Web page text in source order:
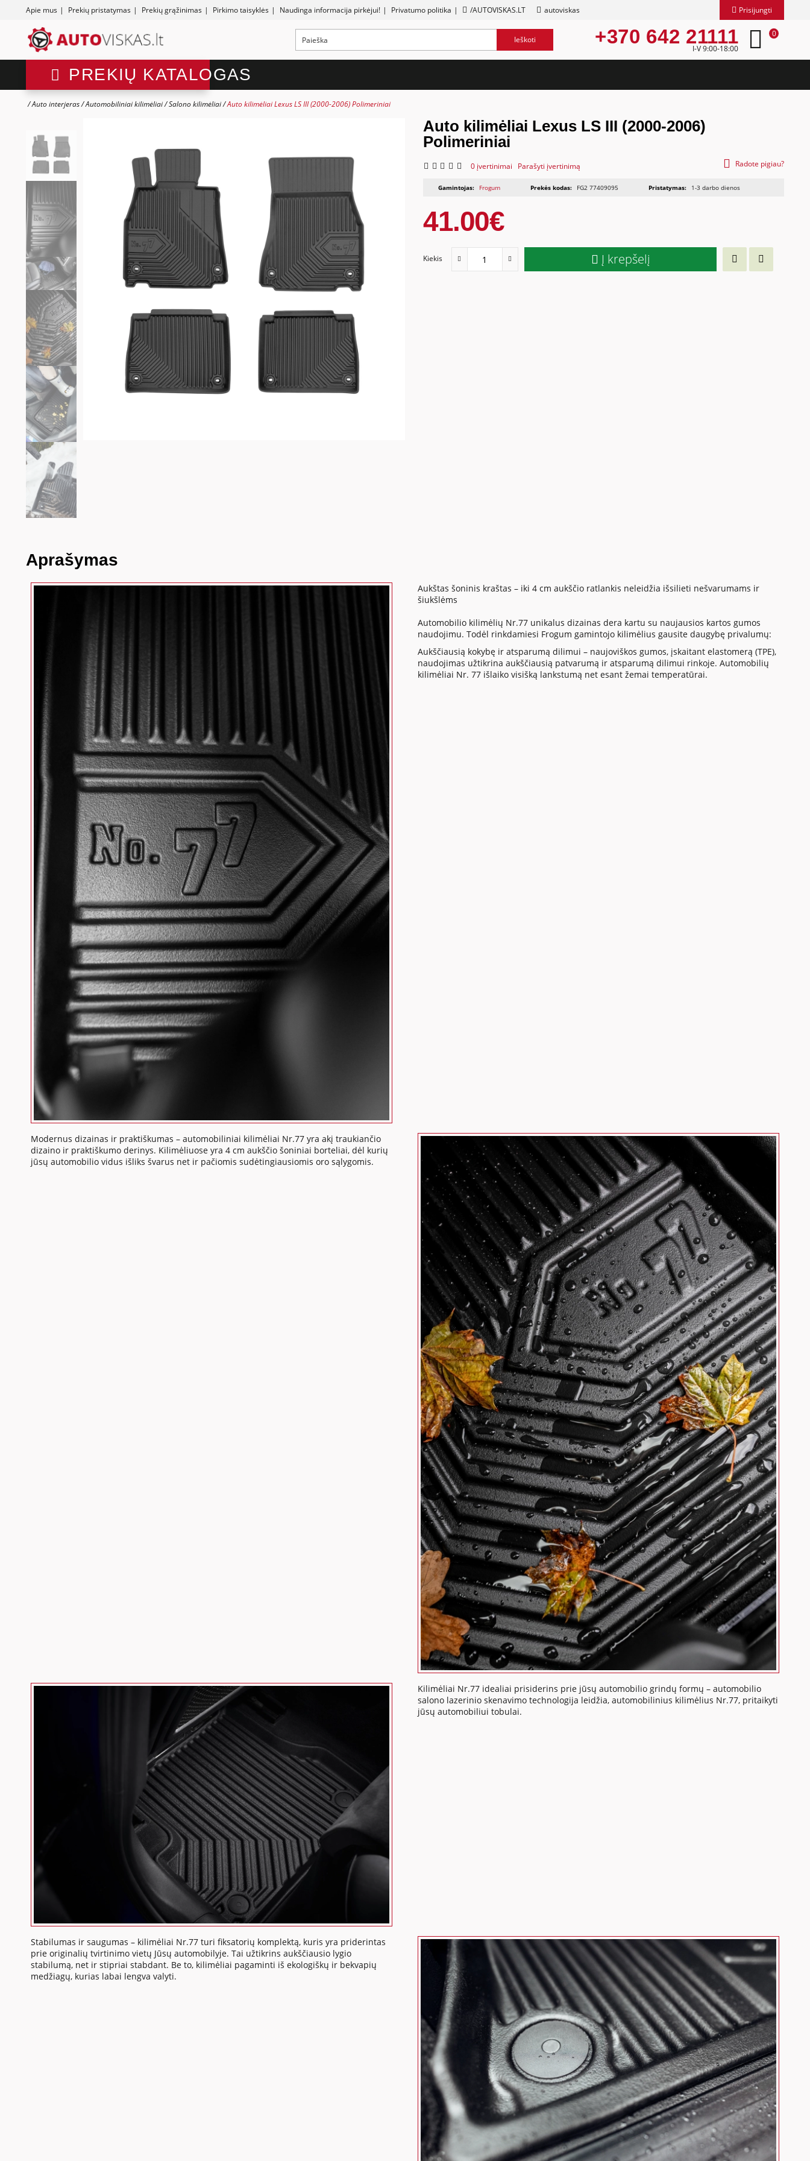
Apie mus | Prekių pristatymas | Prekių grąžinimas | Pirkimo taisyklės | Naudinga informacija pirkėjui! | Privatumo politika | /AUTOVISKAS.LT autoviskas Prisijungti
Ieškoti +370 642 21111
I-V 9:00-18:00
0
PREKIŲ KATALOGAS
Auto interjeras Automobiliniai kilimėliai Salono kilimėliai Auto kilimėliai Lexus LS III (2000-2006) Polimeriniai
Auto kilimėliai Lexus LS III (2000-2006)
Polimeriniai
0 įvertinimai Parašyti įvertinimą Radote pigiau?
Gamintojas: Frogum Prekės kodas: FG2 77409095 Pristatymas: 1-3 darbo dienos
41.00€
Kiekis Į krepšelį
Aprašymas
Aukštas šoninis kraštas – iki 4 cm aukščio ratlankis neleidžia išsilieti nešvarumams ir
šiukšlėms
Automobilio kilimėlių Nr.77 unikalus dizainas dera kartu su naujausios kartos gumos
naudojimu. Todėl rinkdamiesi Frogum gamintojo kilimėlius gausite daugybę privalumų:
Aukščiausią kokybę ir atsparumą dilimui – naujoviškos gumos, įskaitant elastomerą (TPE),
naudojimas užtikrina aukščiausią patvarumą ir atsparumą dilimui rinkoje. Automobilių
kilimėliai Nr. 77 išlaiko visišką lankstumą net esant žemai temperatūrai.
Modernus dizainas ir praktiškumas – automobiliniai kilimėliai Nr.77 yra akį traukiančio
dizaino ir praktiškumo derinys. Kilimėliuose yra 4 cm aukščio šoniniai borteliai, dėl kurių
jūsų automobilio vidus išliks švarus net ir pačiomis sudėtingiausiomis oro sąlygomis.
Kilimėliai Nr.77 idealiai prisiderins prie jūsų automobilio grindų formų – automobilio
salono lazerinio skenavimo technologija leidžia, automobilinius kilimėlius Nr.77, pritaikyti
jūsų automobiliui tobulai.
Stabilumas ir saugumas – kilimėliai Nr.77 turi fiksatorių komplektą, kuris yra priderintas
prie originalių tvirtinimo vietų Jūsų automobilyje. Tai užtikrins aukščiausio lygio
stabilumą, net ir stipriai stabdant. Be to, kilimėliai pagaminti iš ekologiškų ir bekvapių
medžiagų, kurias labai lengva valyti.